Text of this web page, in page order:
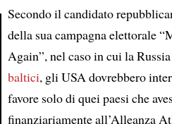
Article
Secondo il candidato
della sua campagna elettorale
Again”, nel caso in cui la
baltici, gli USA dovrebbero
favore solo di quei paesi che
finanziariamente all’Alleanza